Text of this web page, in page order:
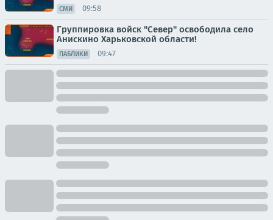
СМИ 09:58
Группировка войск "Север" освободила село
Анискино Харьковской области!
ПАБЛИКИ 09:47